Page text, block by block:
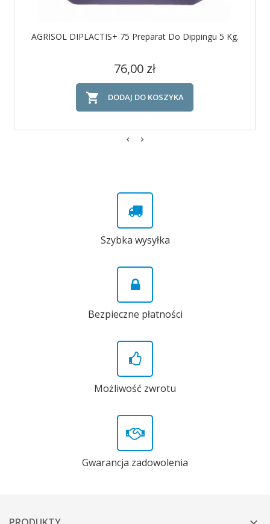
AGRISOL DIPLACTIS+ 75 Preparat Do Dippingu 5 Kg.
Cena
76,00 zł
 DODAJ DO KOSZYKA
Szybka wysyłka
Bezpieczne płatności
Możliwość zwrotu
Gwarancja zadowolenia